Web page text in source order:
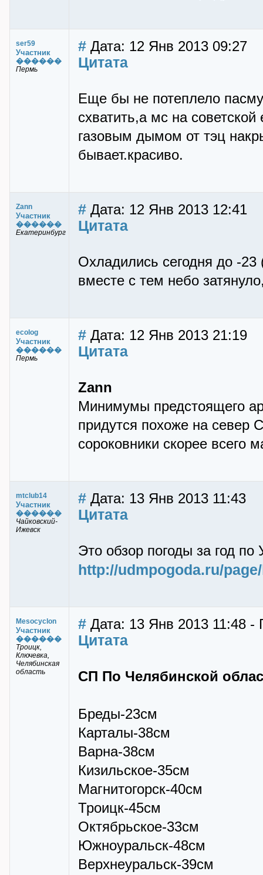
ser59
Участник
������
Пермь
# Дата: 12 Янв 2013 09:27
Цитата
Еще бы не потеплело
схватить,а мс на
газовым дымом от тэц
бывает.красиво.
Zann
Участник
������
Екатеринбург
# Дата: 12 Янв 2013 12:41
Цитата
Охладились сегодня до -
вместе с тем небо
ecolog
Участник
������
Пермь
# Дата: 12 Янв 2013 21:19
Цитата
Zann
Минимумы предстоящего
придутся похоже на север
сороковники скорее всего
mtclub14
Участник
������
Чайковский-
Ижевск
# Дата: 13 Янв 2013 11:43
Цитата
Это обзор погоды за год по
http://udmpogoda.ru/
Mesocyclon
Участник
������
Троицк,
Ключевка,
Челябинская
область
# Дата: 13 Янв 2013 11:48 -
Цитата
СП По Челябинской
Бреды-23см
Карталы-38см
Варна-38см
Кизильское-35см
Магнитогорск-40см
Троицк-45см
Октябрьское-33см
Южноуральск-48см
Верхнеуральск-39см